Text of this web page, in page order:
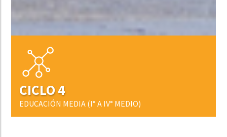
CICLO 4
EDUCACIÓN MEDIA (I° A IV° MEDIO)